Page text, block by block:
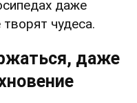
даже
чудеса.
даже